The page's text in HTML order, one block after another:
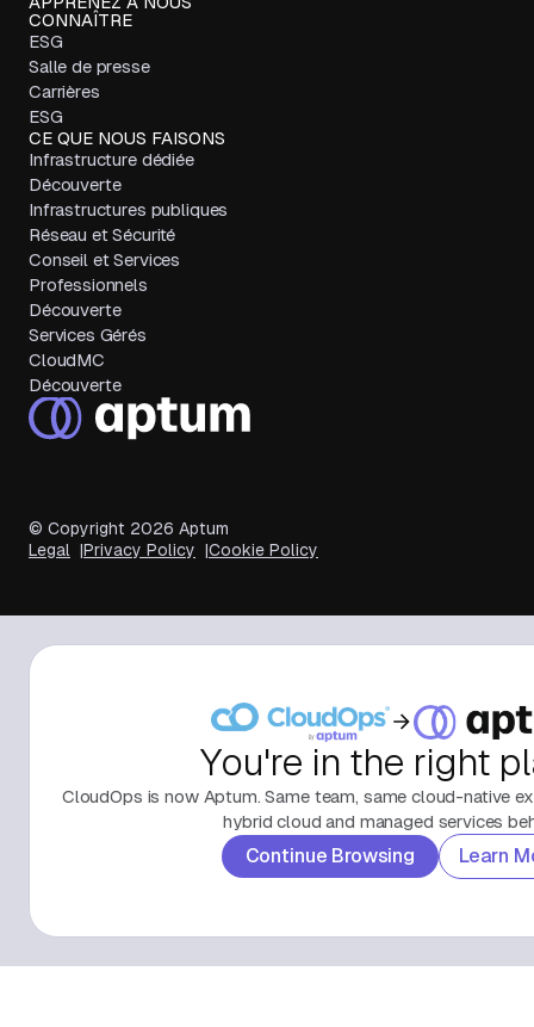
CONNAÎTRE
ESG
Salle de presse
Carrières
ESG
CE QUE NOUS FAISONS
Infrastructure dédiée
Découverte
Infrastructures publiques
Réseau et Sécurité
Conseil et Services
Professionnels
Découverte
Services Gérés
CloudMC
Découverte
© Copyright 2026 Aptum
Legal
Privacy Policy Cookie Policy
You're in the right
CloudOps is now Aptum. Same team, same cloud-native
hybrid cloud and managed services
Continue Browsing Learn